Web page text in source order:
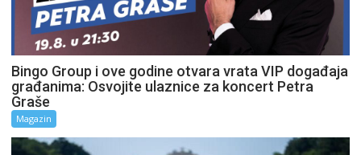
Bingo Group i ove godine otvara vrata VIP događaja
građanima: Osvojite ulaznice za koncert Petra
Graše
Magazin